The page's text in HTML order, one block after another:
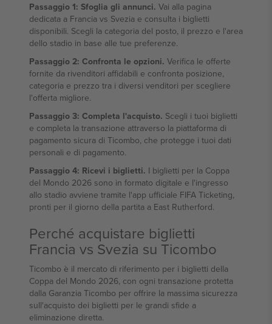
Passaggio 1: Sfoglia gli annunci. Vai alla pagina
dedicata a Francia vs Svezia e consulta i biglietti
disponibili. Scegli la categoria del posto, il prezzo e l'area
dello stadio in base alle tue preferenze.
Passaggio 2: Confronta le opzioni. Verifica le offerte
fornite da rivenditori affidabili e confronta posizione,
categoria e prezzo tra i diversi venditori per scegliere
l'offerta migliore.
Passaggio 3: Completa l'acquisto. Scegli i tuoi biglietti
e completa la transazione attraverso la piattaforma di
pagamento sicura di Ticombo, che protegge i tuoi dati
personali e di pagamento.
Passaggio 4: Ricevi i biglietti. I biglietti per la Coppa
del Mondo 2026 sono in formato digitale e l'ingresso
allo stadio avviene tramite l'app ufficiale FIFA Ticketing,
pronti per il giorno della partita a East Rutherford.
Perché acquistare biglietti
Francia vs Svezia su Ticombo
Ticombo è il mercato di riferimento per i biglietti della
Coppa del Mondo 2026, con ogni transazione protetta
dalla Garanzia Ticombo per offrire la massima sicurezza
sull'acquisto dei biglietti per le grandi sfide a
eliminazione diretta.